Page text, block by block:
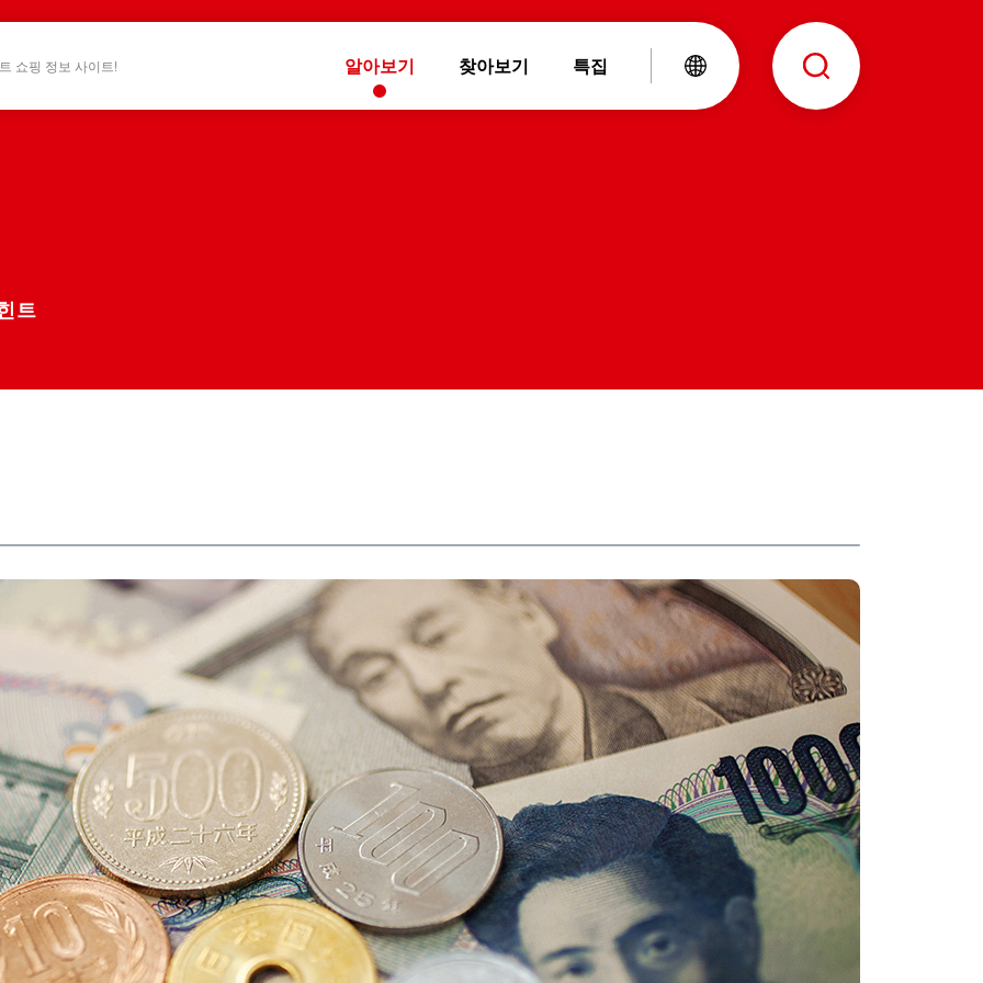
쇼핑 정보 사이트! 알아보기 찾아보기 특집
트